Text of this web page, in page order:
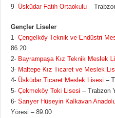
9- Üsküdar Fatih Ortaokulu –
Gençler Liseler
1-Çengelköy Teknik ve Endüstri
86.20
2- Bayrampaşa Kız Teknik Meslek
3- Maltepe Kız Ticaret ve Meslek
4- Üsküdar Ticaret Meslek Lisesi –
5-Çekmeköy Toki Lisesi – Trabzon
6-Sarıyer Hüseyin Kalkavan
Yöresi – 89.00